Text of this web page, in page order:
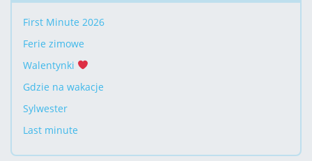
First Minute 2026
Ferie zimowe
Walentynki
Gdzie na wakacje
Sylwester
Last minute